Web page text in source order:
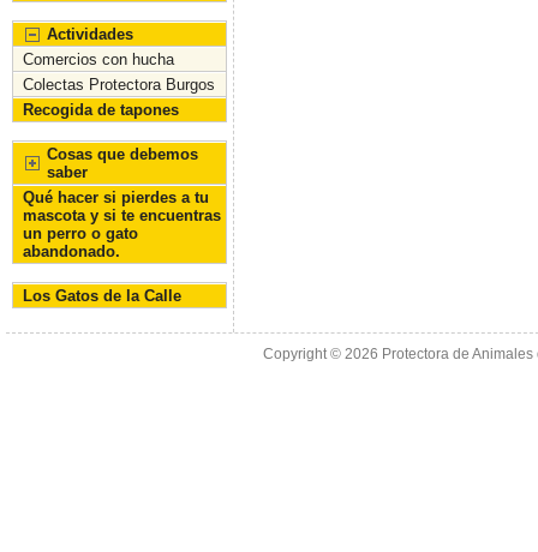
Actividades
Comercios con hucha
Colectas Protectora Burgos
Recogida de tapones
Cosas que debemos
saber
Qué hacer si pierdes a tu
mascota y si te encuentras
un perro o gato
abandonado.
Los Gatos de la Calle
Copyright © 2026 Protectora de Animales